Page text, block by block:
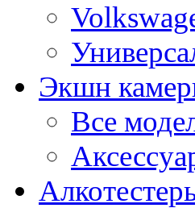
Экшн
Все